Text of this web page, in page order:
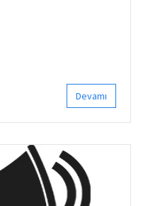
Devamı